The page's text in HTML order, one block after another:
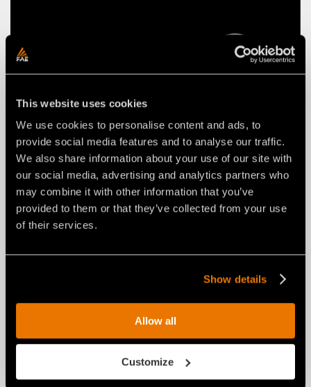
This website uses cookies
We use cookies to personalise content and ads, to
provide social media features and to analyse our traffic.
We also share information about your use of our site with
our social media, advertising and analytics partners who
may combine it with other information that you’ve
provided to them or that they’ve collected from your use
of their services.
Show details
Allow all
Customize
ACTUALITÉS 29 luglio 2026
FAE RENOUVELLE LA RABOTEUSE
COMPACTES : DE LA NOUVELLE
CONFIGURATION COMPACTE À
L’INTERFACE UNIVERSELLE.